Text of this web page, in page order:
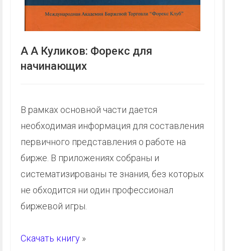
А А Куликов: Форекс для
начинающих
В рамках основной части дается
необходимая информация для составления
первичного представления о работе на
бирже. В приложениях собраны и
систематизированы те знания, без которых
не обходится ни один профессионал
биржевой игры.
Скачать книгу »